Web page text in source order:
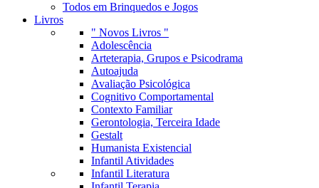
Todos em Brinquedos e Jogos
Livros
" Novos Livros "
Adolescência
Arteterapia, Grupos e Psicodrama
Autoajuda
Avaliação Psicológica
Cognitivo Comportamental
Contexto Familiar
Gerontologia, Terceira Idade
Gestalt
Humanista Existencial
Infantil Atividades
Infantil Literatura